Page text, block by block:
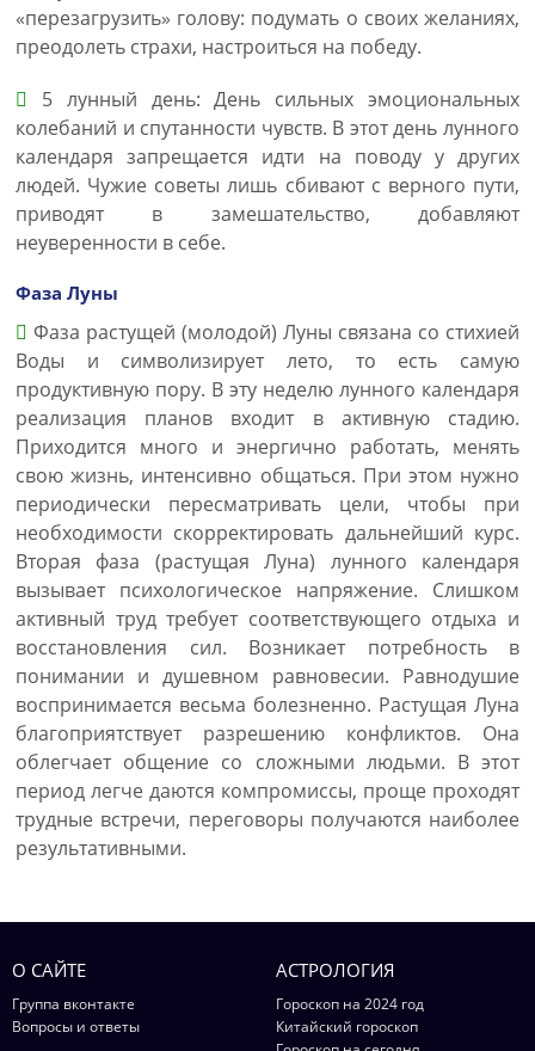
«перезагрузить» голову: подумать о своих желаниях,
преодолеть страхи, настроиться на победу.
5 лунный день: День сильных эмоциональных
колебаний и спутанности чувств. В этот день лунного
календаря запрещается идти на поводу у других
людей. Чужие советы лишь сбивают с верного пути,
приводят в замешательство, добавляют
неуверенности в себе.
Фаза Луны
Фаза растущей (молодой) Луны связана со стихией
Воды и символизирует лето, то есть самую
продуктивную пору. В эту неделю лунного календаря
реализация планов входит в активную стадию.
Приходится много и энергично работать, менять
свою жизнь, интенсивно общаться. При этом нужно
периодически пересматривать цели, чтобы при
необходимости скорректировать дальнейший курс.
Вторая фаза (растущая Луна) лунного календаря
вызывает психологическое напряжение. Слишком
активный труд требует соответствующего отдыха и
восстановления сил. Возникает потребность в
понимании и душевном равновесии. Равнодушие
воспринимается весьма болезненно. Растущая Луна
благоприятствует разрешению конфликтов. Она
облегчает общение со сложными людьми. В этот
период легче даются компромиссы, проще проходят
трудные встречи, переговоры получаются наиболее
результативными.
О САЙТЕ
Группа вконтакте
Вопросы и ответы
АСТРОЛОГИЯ
Гороскоп на 2024 год
Китайский гороскоп